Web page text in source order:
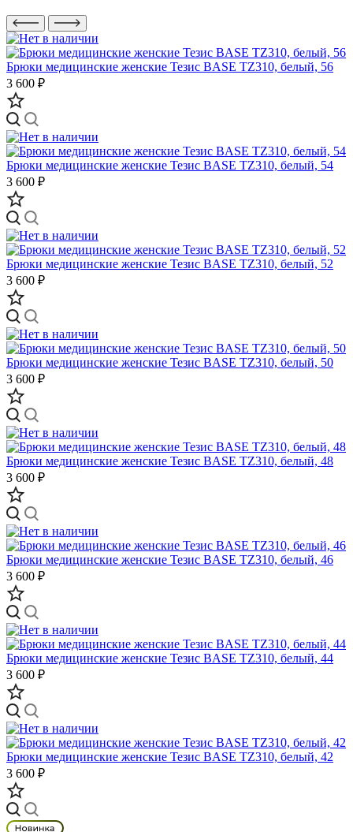
Брюки медицинские женские Тезис BASE TZ310, белый, 56
3 600 ₽
Брюки медицинские женские Тезис BASE TZ310, белый, 54
3 600 ₽
Брюки медицинские женские Тезис BASE TZ310, белый, 52
3 600 ₽
Брюки медицинские женские Тезис BASE TZ310, белый, 50
3 600 ₽
Брюки медицинские женские Тезис BASE TZ310, белый, 48
3 600 ₽
Брюки медицинские женские Тезис BASE TZ310, белый, 46
3 600 ₽
Брюки медицинские женские Тезис BASE TZ310, белый, 44
3 600 ₽
Брюки медицинские женские Тезис BASE TZ310, белый, 42
3 600 ₽